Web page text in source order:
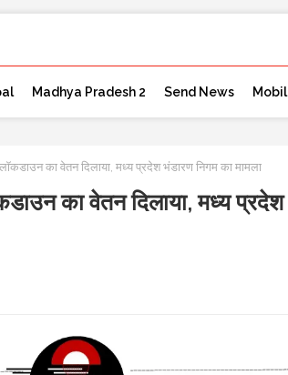
Madhya Pradesh 2 Send News
का वेतन दिलाया, मध्य प्रदेश भंडारण निगम का मामला
का वेतन दिलाया, मध्य